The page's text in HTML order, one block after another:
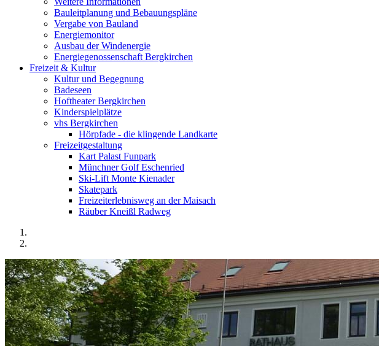
Bauleitplanung und Bebauungspläne
Vergabe von Bauland
Energiemonitor
Ausbau der Windenergie
Energiegenossenschaft Bergkirchen
Freizeit & Kultur
Kultur und Begegnung
Badeseen
Hoftheater Bergkirchen
Kinderspielplätze
vhs Bergkirchen
Hörpfade - die klingende Landkarte
Freizeitgestaltung
Kart Palast Funpark
Münchner Golf Eschenried
Ski-Lift Monte Kienader
Skatepark
Freizeiterlebnisweg an der Maisach
Räuber Kneißl Radweg